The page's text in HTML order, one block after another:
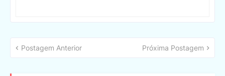
Postagem Anterior Próxima Postagem